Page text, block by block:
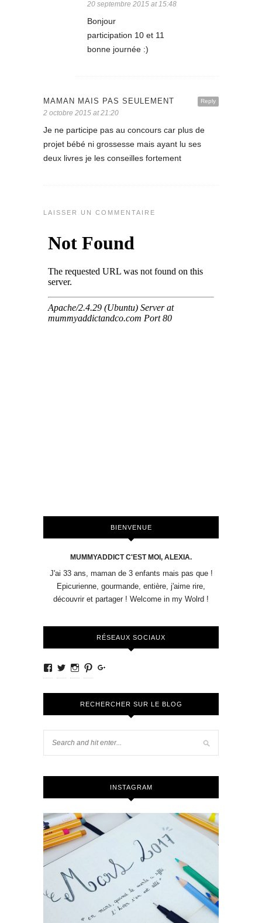
20 septembre 2015 at 15:48
Bonjour
participation 10 et 11
bonne journée :)
Reply
MAMAN MAIS PAS SEULEMENT
2 octobre 2015 at 21:20
Je ne participe pas au concours car plus de
projet bébé ni grossesse mais ayant lu ses
deux livres je les conseilles fortement
LAISSER UN COMMENTAIRE
BIENVENUE
MUMMYADDICT C'EST MOI, ALEXIA.
J'ai 33 ans, maman de 3 enfants mais pas que !
Epicurienne, gourmande, entière, j'aime rire,
découvrir et partager ! Welcome in my Wolrd !
RÉSEAUX SOCIAUX
RECHERCHER SUR LE BLOG
INSTAGRAM